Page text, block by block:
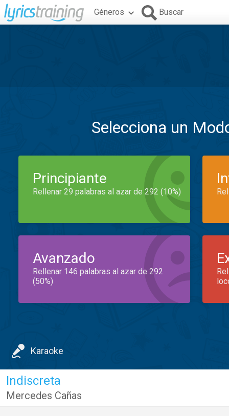
Géneros Buscar
Selecciona un
Principiante
Rellenar 29 palabras al azar de 292 (10%)
Avanzado
Rellenar 146 palabras al azar de 292
(50%)
Karaoke
Indiscreta
Mercedes Cañas